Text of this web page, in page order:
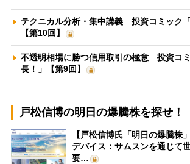
テクニカル分析・集中講義 投資コミック「
【第10回】
不透明相場に勝つ信用取引の極意 投資コ
長！」【第9回】
戸松信博の明日の爆騰株を探せ！
【戸松信博氏「明日の爆騰株
デバイス：サムスンを通じて
要…